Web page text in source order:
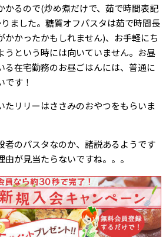
かるので(炒め煮だけで、茹で時間表記
ました。糖質オフパスタは茹で時間長
かかったかもしれません)、お手軽にち
うという時には向いていません。お昼
る在宅勤務のお昼ごはんには、普通に
す！
たリリーはささみのおやつをもらいま
者のパスタなのか、諸説あるようです
が見当たらないですね。。。